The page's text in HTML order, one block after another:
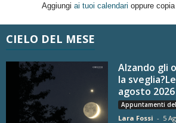
Aggiungi ai tuoi calendari oppure copia
CIELO DEL MESE
Alzando gli
la
agosto 2026
Appuntamenti
Lara Fossi - 5